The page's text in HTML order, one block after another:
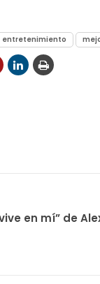
entretenimiento
en mí” de